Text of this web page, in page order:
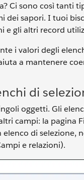
Ci sono così tanti
sapori. I tuoi
gli altri record
i valori degli
a mantenere
di
oggetti. Gli
campi: la pagina
di selezione,
e relazioni).